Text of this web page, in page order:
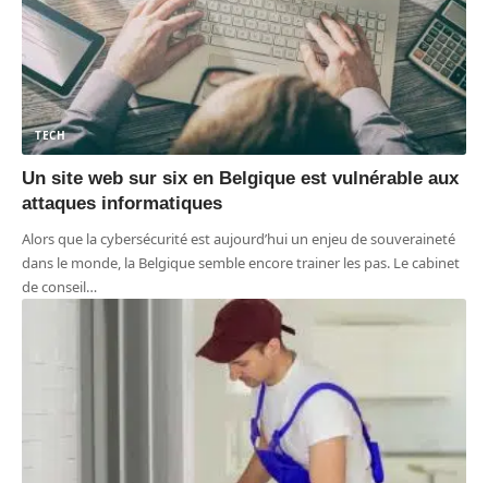
TECH
Un site web sur six en Belgique est vulnérable aux
attaques informatiques
Alors que la cybersécurité est aujourd’hui un enjeu de souveraineté
dans le monde, la Belgique semble encore trainer les pas. Le cabinet
de conseil…